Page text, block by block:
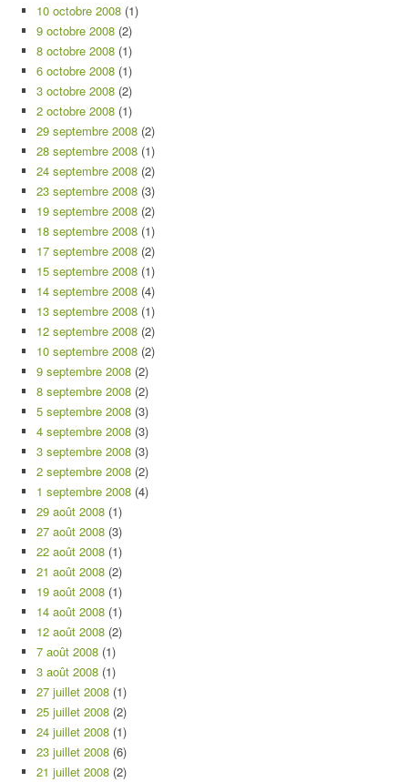
10 octobre 2008 (1)
9 octobre 2008 (2)
8 octobre 2008 (1)
6 octobre 2008 (1)
3 octobre 2008 (2)
2 octobre 2008 (1)
29 septembre 2008 (2)
28 septembre 2008 (1)
24 septembre 2008 (2)
23 septembre 2008 (3)
19 septembre 2008 (2)
18 septembre 2008 (1)
17 septembre 2008 (2)
15 septembre 2008 (1)
14 septembre 2008 (4)
13 septembre 2008 (1)
12 septembre 2008 (2)
10 septembre 2008 (2)
9 septembre 2008 (2)
8 septembre 2008 (2)
5 septembre 2008 (3)
4 septembre 2008 (3)
3 septembre 2008 (3)
2 septembre 2008 (2)
1 septembre 2008 (4)
29 août 2008 (1)
27 août 2008 (3)
22 août 2008 (1)
21 août 2008 (2)
19 août 2008 (1)
14 août 2008 (1)
12 août 2008 (2)
7 août 2008 (1)
3 août 2008 (1)
27 juillet 2008 (1)
25 juillet 2008 (2)
24 juillet 2008 (1)
23 juillet 2008 (6)
21 juillet 2008 (2)